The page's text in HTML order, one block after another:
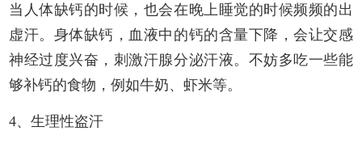
当人体缺钙的时候，也会在晚上睡觉的时候频频的出
虚汗。身体缺钙，血液中的钙的含量下降，会让交感
神经过度兴奋，刺激汗腺分泌汗液。不妨多吃一些能
够补钙的食物，例如牛奶、虾米等。
4、生理性盗汗